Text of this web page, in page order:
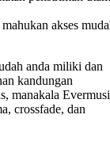
akses
anda miliki dan
kandungan
manakala
crossfade, dan